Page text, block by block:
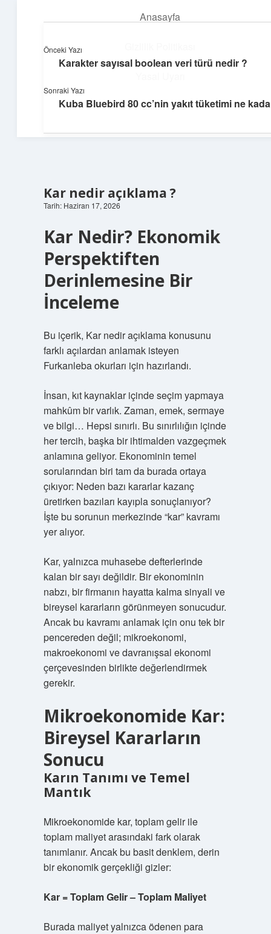
Anasayfa
Hakkımızda
Günlük Notlar
Günlük yaşama tat katan küçük bilgiler.
Kar nedir açıklama ?
Tarih: Haziran 17, 2026
Kar Nedir? Ekonomik
Perspektiften
Derinlemesine Bir
İnceleme
Bu içerik, Kar nedir açıklama konusunu
farklı açılardan anlamak isteyen
Furkanleba okurları için hazırlandı.
İnsan, kıt kaynaklar içinde seçim yapmaya
mahkûm bir varlık. Zaman, emek, sermaye
ve bilgi… Hepsi sınırlı. Bu sınırlılığın içinde
her tercih, başka bir ihtimalden vazgeçmek
anlamına geliyor. Ekonominin temel
sorularından biri tam da burada ortaya
çıkıyor: Neden bazı kararlar kazanç
üretirken bazıları kayıpla sonuçlanıyor?
İşte bu sorunun merkezinde “kar” kavramı
yer alıyor.
Kar, yalnızca muhasebe defterlerinde
kalan bir sayı değildir. Bir ekonominin
nabzı, bir firmanın hayatta kalma sinyali ve
bireysel kararların görünmeyen sonucudur.
Ancak bu kavramı anlamak için onu tek bir
pencereden değil; mikroekonomi,
makroekonomi ve davranışsal ekonomi
çerçevesinden birlikte değerlendirmek
gerekir.
Mikroekonomide Kar:
Bireysel Kararların
Sonucu
Karın Tanımı ve Temel
Mantık
Mikroekonomide kar, toplam gelir ile
toplam maliyet arasındaki fark olarak
tanımlanır. Ancak bu basit denklem, derin
bir ekonomik gerçekliği gizler:
Kar = Toplam Gelir – Toplam Maliyet
Burada maliyet yalnızca ödenen para
Önceki Yazı
Karakter sayısal boolean veri türü nedir ?
Sonraki Yazı
Kuba Bluebird 80 cc’nin yakıt tüketimi ne